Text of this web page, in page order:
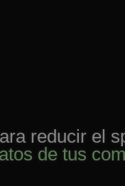
reducir el
de tus